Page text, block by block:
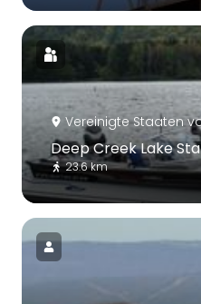
Vereinigte Staaten
Deep Creek Lake
23.6 km